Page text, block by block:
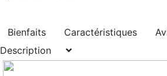
Bienfaits Caractéristiques
Description